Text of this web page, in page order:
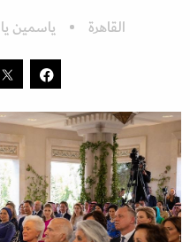
القاهرة ياسمين